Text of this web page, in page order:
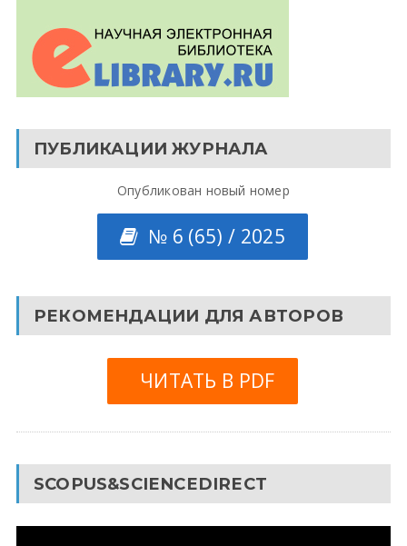
ПУБЛИКАЦИИ ЖУРНАЛА
Опубликован новый номер
№ 6 (65) / 2025
РЕКОМЕНДАЦИИ ДЛЯ АВТОРОВ
ЧИТАТЬ В PDF
SCOPUS&SCIENCEDIRECT